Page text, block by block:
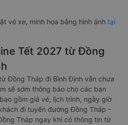
vé xe, minh họa bằng hình ảnh tại
Tết 2027 từ Đồng
Đồng Tháp đi Bình Định vẫn chưa
sẽ sớm thông báo cho các bạn
gồm giá vé, lịch trình, ngày giờ
đi tuyến đường Đồng Tháp -
Tháp ngay khi có thông tin từ